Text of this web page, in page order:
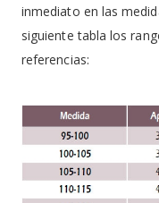
inmediato en las
siguiente tabla los
referencias: